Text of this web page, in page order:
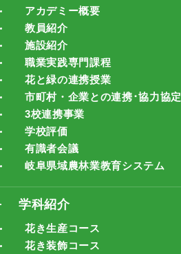
アカデミー概要
教員紹介
施設紹介
職業実践専門課程
花と緑の連携授業
市町村・企業との連携･協力協定
3校連携事業
学校評価
有識者会議
岐阜県域農林業教育システム
学科紹介
花き生産コース
花き装飾コース